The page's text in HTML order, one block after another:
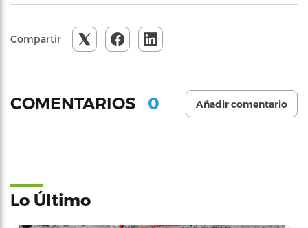
Compartir
COMENTARIOS 0 Añadir comentario
Lo Último